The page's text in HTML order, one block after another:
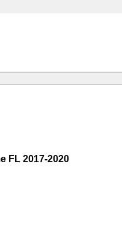
FL 2017-2020